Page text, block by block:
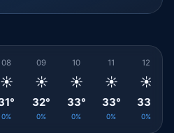
08
☀️
0%
09
☀️
32°
0%
10
☀️
33°
0%
11
☀️
33°
0%
12
☀️
33°
0%